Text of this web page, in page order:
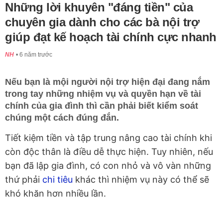
Những lời khuyên "đáng tiền" của
chuyên gia dành cho các bà nội trợ
giúp đạt kế hoạch tài chính cực nhanh
NH 6 năm trước
Nếu bạn là mội người nội trợ hiện đại đang nắm
trong tay những nhiệm vụ và quyền hạn về tài
chính của gia đình thì cần phải biết kiểm soát
chúng một cách đúng đắn.
Tiết kiệm tiền và tập trung nâng cao tài chính khi
còn độc thân là điều dễ thực hiện. Tuy nhiên, nếu
bạn đã lập gia đình, có con nhỏ và vô vàn những
thứ phải chi tiêu khác thì nhiệm vụ này có thể sẽ
khó khăn hơn nhiều lần.